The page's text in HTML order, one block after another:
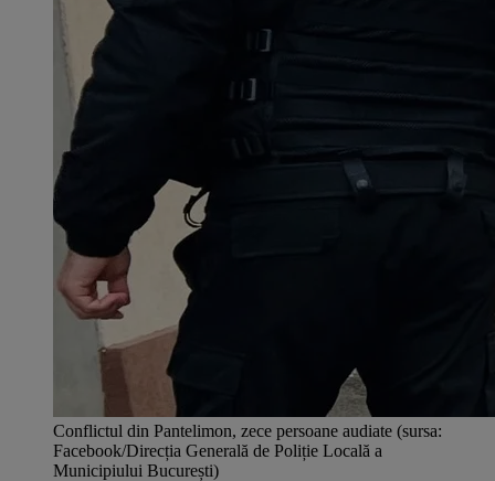
Conflictul din Pantelimon, zece persoane audiate (sursa:
Facebook/Direcția Generală de Poliție Locală a
Municipiului București)